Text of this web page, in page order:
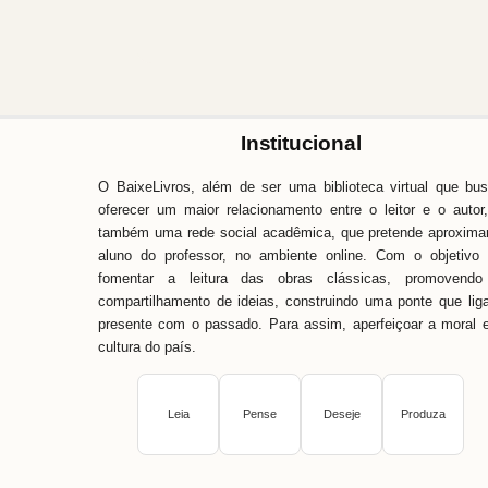
Institucional
O BaixeLivros, além de ser uma biblioteca virtual que
oferecer um maior relacionamento entre o leitor e o
também uma rede social acadêmica, que pretende
aluno do professor, no ambiente online. Com o objetivo
fomentar a leitura das obras clássicas,
compartilhamento de ideias, construindo uma ponte que
presente com o passado. Para assim, aperfeiçoar a moral
cultura do país.
Leia Pense Deseje Produza